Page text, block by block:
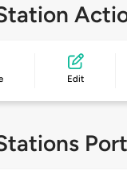
Edit